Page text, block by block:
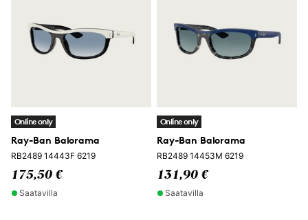
Online only
Ray-Ban Balorama
RB2489 14443F 6219
175,50 €
Saatavilla
Online only
Ray-Ban Balorama
RB2489 14453M 6219
131,90 €
Saatavilla